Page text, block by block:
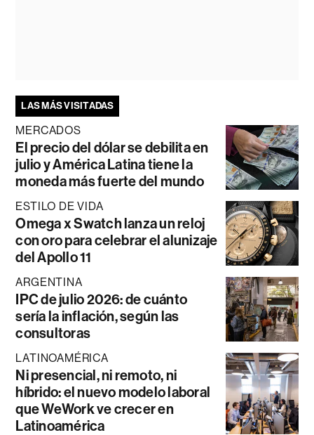
LAS MÁS VISITADAS
MERCADOS
El precio del dólar se debilita en
julio y América Latina tiene la
moneda más fuerte del mundo
ESTILO DE VIDA
Omega x Swatch lanza un reloj
con oro para celebrar el alunizaje
del Apollo 11
ARGENTINA
IPC de julio 2026: de cuánto
sería la inflación, según las
consultoras
LATINOAMÉRICA
Ni presencial, ni remoto, ni
híbrido: el nuevo modelo laboral
que WeWork ve crecer en
Latinoamérica